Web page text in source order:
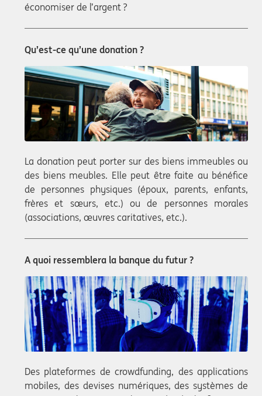
économiser de l’argent ?
Qu’est-ce qu’une donation ?
La donation peut porter sur des biens immeubles ou
des biens meubles. Elle peut être faite au bénéfice
de personnes physiques (époux, parents, enfants,
frères et sœurs, etc.) ou de personnes morales
(associations, œuvres caritatives, etc.).
A quoi ressemblera la banque du futur ?
Des plateformes de crowdfunding, des applications
mobiles, des devises numériques, des systèmes de